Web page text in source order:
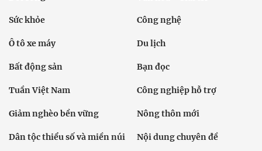
Sức khỏe Công nghệ
Ô tô xe máy Du lịch
Bất động sản Bạn đọc
Tuần Việt Nam Công nghiệp hỗ trợ
Giảm nghèo bền vững Nông thôn mới
Dân tộc thiểu số và miền núi Nội dung chuyên đề